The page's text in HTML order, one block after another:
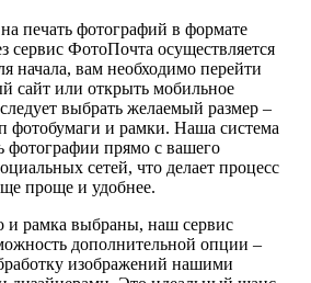
печать фотографий в формате
сервис ФотоПочта осуществляется
начала, вам необходимо перейти
сайт или открыть мобильное
выбрать желаемый размер –
фотобумаги и рамки. Наша система
фотографии прямо с вашего
сетей, что делает процесс
проще и удобнее.
и рамка выбраны, наш сервис
дополнительной опции –
изображений нашими